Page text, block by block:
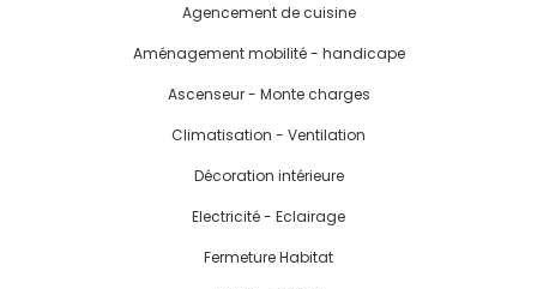
Agencement de cuisine
Aménagement mobilité - handicape
Ascenseur - Monte charges
Climatisation - Ventilation
Décoration intérieure
Electricité - Eclairage
Fermeture Habitat